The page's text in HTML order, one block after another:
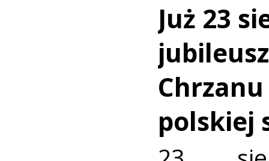
Już 23
polskiej